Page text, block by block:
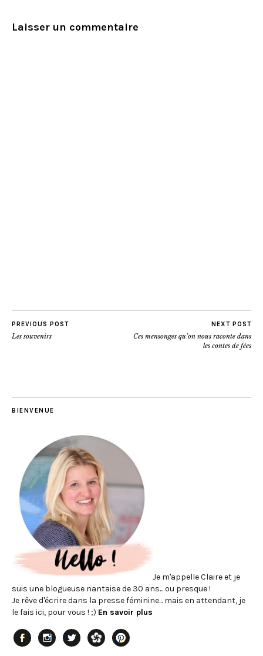
Laisser un commentaire
PREVIOUS POST
Les souvenirs
NEXT POST
Ces mensonges qu’on nous raconte dans
les contes de fées
BIENVENUE
Je m'appelle Claire et je
suis une blogueuse nantaise de 30 ans... ou presque !
Je rêve d'écrire dans la presse féminine... mais en attendant, je
le fais ici, pour vous ! ;) En savoir plus